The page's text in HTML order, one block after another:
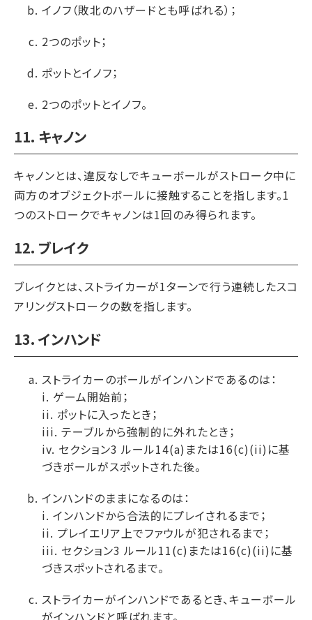
イノフ（敗北のハザードとも呼ばれる）；
2つのポット；
ポットとイノフ；
2つのポットとイノフ。
11. キャノン
キャノンとは、違反なしでキューボールがストローク中に
両方のオブジェクトボールに接触することを指します。1
つのストロークでキャノンは1回のみ得られます。
12. ブレイク
ブレイクとは、ストライカーが1ターンで行う連続したスコ
アリングストロークの数を指します。
13. インハンド
ストライカーのボールがインハンドであるのは：
i. ゲーム開始前；
ii. ポットに入ったとき；
iii. テーブルから強制的に外れたとき；
iv. セクション3 ルール14(a)または16(c)(ii)に基
づきボールがスポットされた後。
インハンドのままになるのは：
i. インハンドから合法的にプレイされるまで；
ii. プレイエリア上でファウルが犯されるまで；
iii. セクション3 ルール11(c)または16(c)(ii)に基
づきスポットされるまで。
ストライカーがインハンドであるとき、キューボール
がインハンドと呼ばれます。